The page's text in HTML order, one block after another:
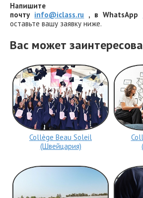
почту info@iclass.ru , в WhatsApp
оставьте вашу заявку ниже.
Вас может
Collège Beau Soleil
(Швейцария)